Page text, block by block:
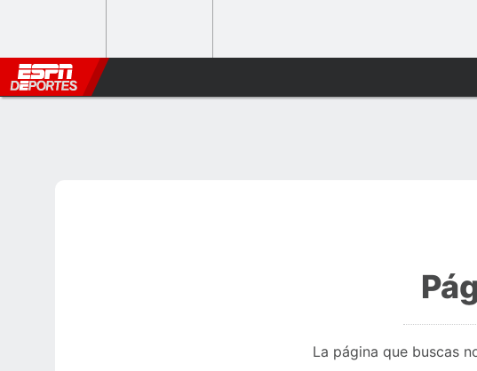
La página que buscas